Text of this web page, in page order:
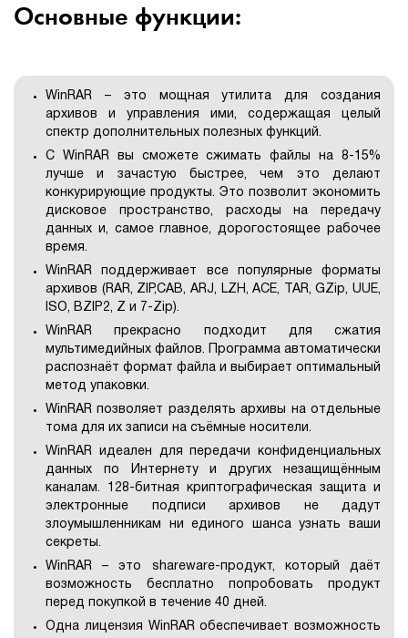
Основные функции:
WinRAR – это мощная утилита для создания
архивов и управления ими, содержащая целый
спектр дополнительных полезных функций.
С WinRAR вы сможете сжимать файлы на 8-15%
лучше и зачастую быстрее, чем это делают
конкурирующие продукты. Это позволит экономить
дисковое пространство, расходы на передачу
данных и, самое главное, дорогостоящее рабочее
время.
WinRAR поддерживает все популярные форматы
архивов (RAR, ZIP,CAB, ARJ, LZH, ACE, TAR, GZip, UUE,
ISO, BZIP2, Z и 7-Zip).
WinRAR прекрасно подходит для сжатия
мультимедийных файлов. Программа автоматически
распознаёт формат файла и выбирает оптимальный
метод упаковки.
WinRAR позволяет разделять архивы на отдельные
тома для их записи на съёмные носители.
WinRAR идеален для передачи конфиденциальных
данных по Интернету и других незащищённым
каналам. 128-битная криптографическая защита и
электронные подписи архивов не дадут
злоумышленникам ни единого шанса узнать ваши
секреты.
WinRAR – это shareware-продукт, который даёт
возможность бесплатно попробовать продукт
перед покупкой в течение 40 дней.
Одна лицензия WinRAR обеспечивает возможность